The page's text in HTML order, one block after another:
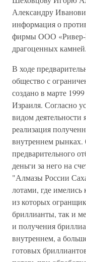
Александру
информация о
фирмы ООО «Ривер-
драгоценных камней.
В ходе
общество с
создано в марте
Израиля. Согласно
видом деятельности
реализация
внутреннем
предварительного
деньги за него на
"Алмазы России
лотами, где
из которых
бриллианты, так и
и получения
внутреннем, а
готовых